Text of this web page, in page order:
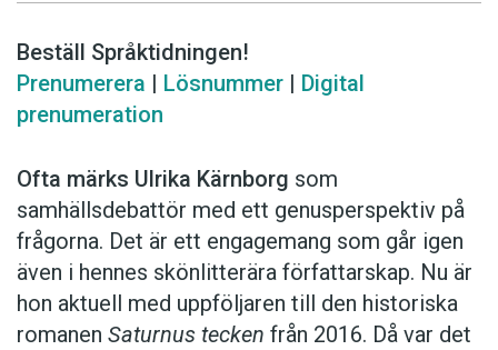
Beställ Språktidningen!
Prenumerera
Lösnummer
Digital
prenumeration
Ofta märks Ulrika Kärnborg som
samhällsdebattör med ett genusperspektiv på
frågorna. Det är ett engagemang som går igen
även i hennes skönlitterära författarskap. Nu är
hon aktuell med uppföljaren till den historiska
romanen Saturnus tecken från 2016. Då var det